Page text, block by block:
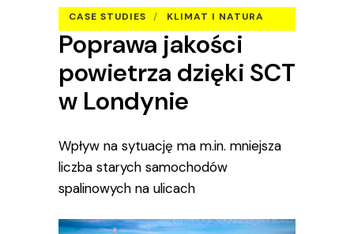
CASE STUDIES
KLIMAT I NATURA
TRANSPORT
Poprawa jakości
powietrza dzięki SCT
w Londynie
Wpływ na sytuację ma m.in. mniejsza
liczba starych samochodów
spalinowych na ulicach